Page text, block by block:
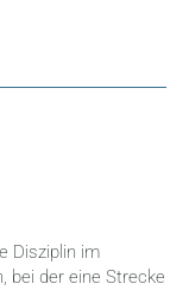
Disziplin im
bei der eine Strecke